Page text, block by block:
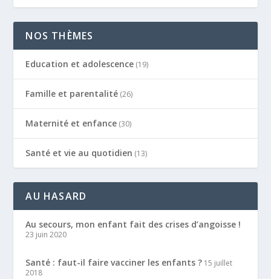
NOS THÈMES
Education et adolescence (19)
Famille et parentalité (26)
Maternité et enfance (30)
Santé et vie au quotidien (13)
AU HASARD
Au secours, mon enfant fait des crises d’angoisse !
23 juin 2020
Santé : faut-il faire vacciner les enfants ? 15 juillet
2018